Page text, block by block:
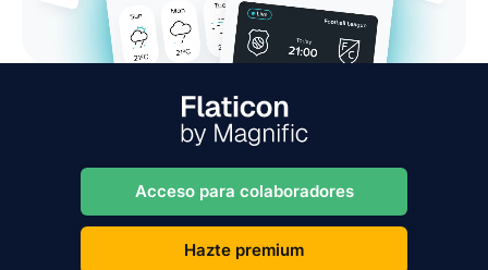
Acceso para colaboradores
Hazte premium